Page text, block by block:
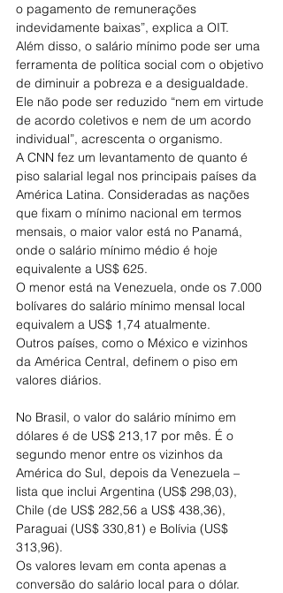
o pagamento de remunerações
indevidamente baixas”, explica a OIT.
Além disso, o salário mínimo pode ser uma
ferramenta de política social com o objetivo
de diminuir a pobreza e a desigualdade.
Ele não pode ser reduzido “nem em virtude
de acordo coletivos e nem de um acordo
individual”, acrescenta o organismo.
A CNN fez um levantamento de quanto é
piso salarial legal nos principais países da
América Latina. Consideradas as nações
que fixam o mínimo nacional em termos
mensais, o maior valor está no Panamá,
onde o salário mínimo médio é hoje
equivalente a US$ 625.
O menor está na Venezuela, onde os 7.000
bolívares do salário mínimo mensal local
equivalem a US$ 1,74 atualmente.
Outros países, como o México e vizinhos
da América Central, definem o piso em
valores diários.
No Brasil, o valor do salário mínimo em
dólares é de US$ 213,17 por mês. É o
segundo menor entre os vizinhos da
América do Sul, depois da Venezuela –
lista que inclui Argentina (US$ 298,03),
Chile (de US$ 282,56 a US$ 438,36),
Paraguai (US$ 330,81) e Bolívia (US$
313,96).
Os valores levam em conta apenas a
conversão do salário local para o dólar.